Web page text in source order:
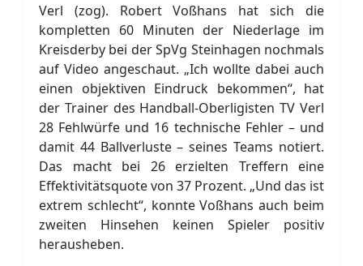
Verl (zog). Robert Voßhans hat sich die
kompletten 60 Minuten der Niederlage im
Kreisderby bei der SpVg Steinhagen nochmals
auf Video angeschaut. „Ich wollte dabei auch
einen objektiven Eindruck bekommen“, hat
der Trainer des Handball-Oberligisten TV Verl
28 Fehlwürfe und 16 technische Fehler – und
damit 44 Ballverluste – seines Teams notiert.
Das macht bei 26 erzielten Treffern eine
Effektivitätsquote von 37 Prozent. „Und das ist
extrem schlecht“, konnte Voßhans auch beim
zweiten Hinsehen keinen Spieler positiv
herausheben.